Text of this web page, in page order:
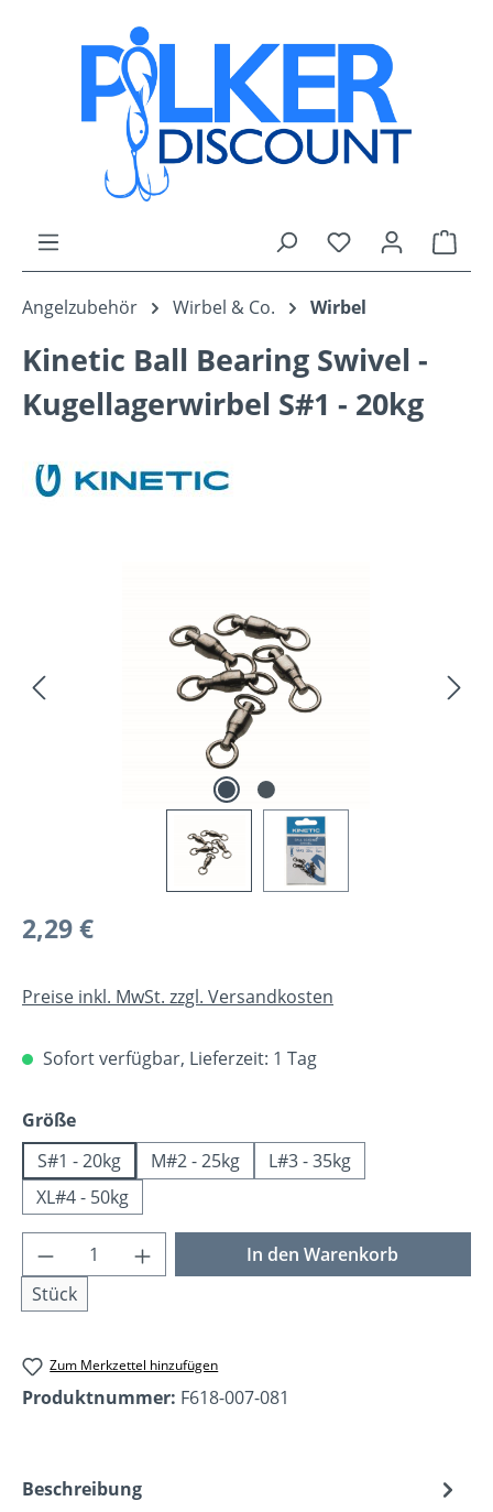
Zum Hauptinhalt springen
Du hast 0
Angelzubehör Wirbel & Co. Wirbel
Kinetic Ball Bearing Swivel -
Kugellagerwirbel S#1 - 20kg
Regulärer Preis:
2,29 €
Preise inkl. MwSt. zzgl. Versandkosten
Sofort verfügbar, Lieferzeit: 1 Tag
Größeauswählen
S#1 - 20kg
M#2 - 25kg
L#3 - 35kg
XL#4 - 50kg
Produkt Anzahl: Gib den gewünschten
Stück
In den Warenkorb
Zum Merkzettel hinzufügen
Produktnummer: F618-007-081
Beschreibung